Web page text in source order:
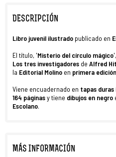
DESCRIPCIÓN
Libro juvenil ilustrado publicado en
El título, 'Misterio del círculo mágico
Los tres investigadores de Alfred
la Editorial Molino en primera edición
Viene encuadernado en tapas
164 páginasy tiene dibujos en negro
Escolano.
MÁS INFORMACIÓN